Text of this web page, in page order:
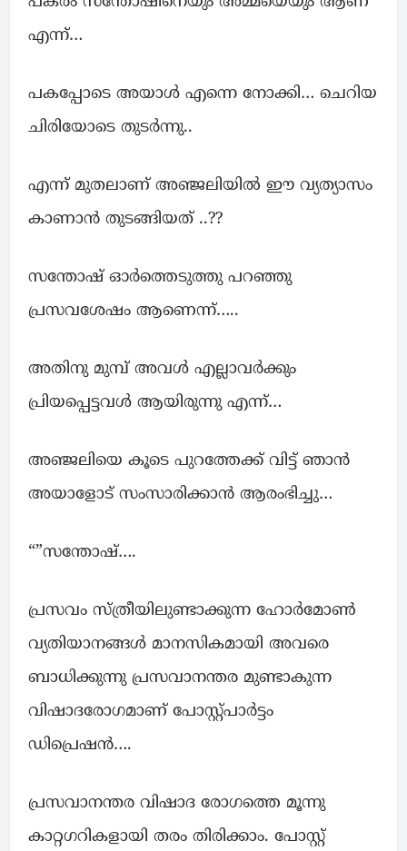
എന്ന്…
പകപ്പോടെ അയാൾ എന്നെ നോക്കി… ചെറിയ
ചിരിയോടെ തുടർന്നു..
എന്ന് മുതലാണ് അഞ്ജലിയിൽ ഈ വ്യത്യാസം
കാണാൻ തുടങ്ങിയത് ..??
സന്തോഷ് ഓർത്തെടുത്തു പറഞ്ഞു
പ്രസവശേഷം ആണെന്ന്…..
അതിനു മുമ്പ് അവൾ എല്ലാവർക്കും
പ്രിയപ്പെട്ടവൾ ആയിരുന്നു എന്ന്…
അഞ്ജലിയെ കൂടെ പുറത്തേക്ക് വിട്ട് ഞാൻ
അയാളോട് സംസാരിക്കാൻ ആരംഭിച്ചു…
“”സന്തോഷ്‌….
പ്രസവം സ്‌ത്രീയിലുണ്ടാക്കുന്ന ഹോർമോൺ
വ്യതിയാനങ്ങൾ മാനസികമായി അവരെ
ബാധിക്കുന്നു പ്രസവാനന്തര മുണ്ടാകുന്ന
വിഷാദരോഗമാണ് പോസ്റ്റ്പാർട്ടം
ഡിപ്രെഷൻ….
പ്രസവാനന്തര വിഷാദ രോഗത്തെ മൂന്നു
കാറ്റഗറികളായി തരം തിരിക്കാം. പോസ്റ്റ്